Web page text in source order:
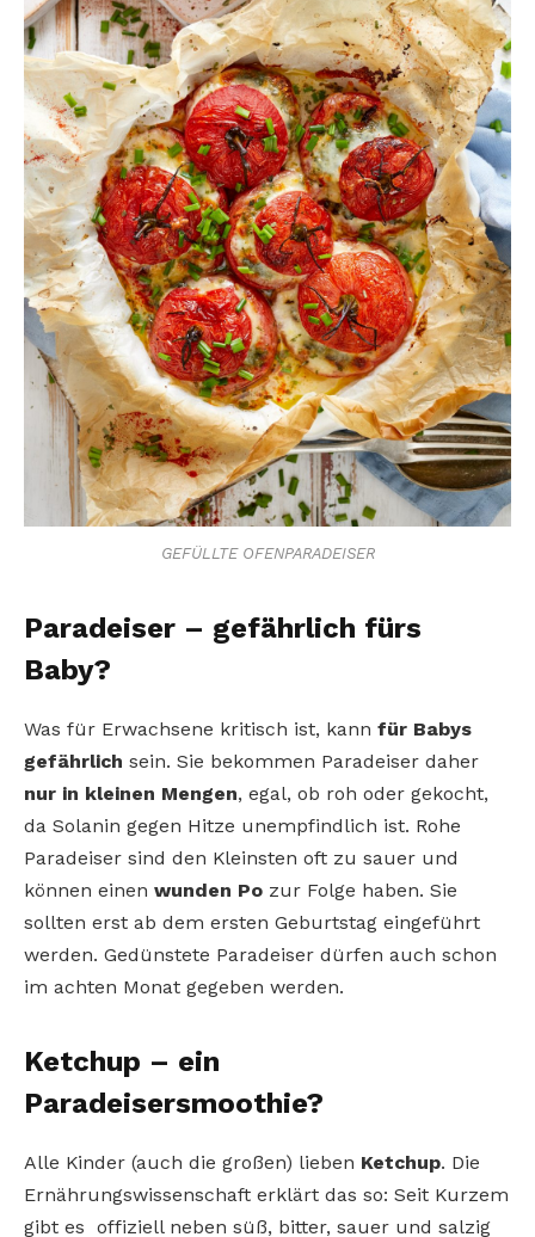
GEFÜLLTE OFENPARADEISER
Paradeiser – gefährlich fürs
Baby?
Was für Erwachsene kritisch ist, kann für Babys
gefährlich sein. Sie bekommen Paradeiser daher
nur in kleinen Mengen, egal, ob roh oder gekocht,
da Solanin gegen Hitze unempfindlich ist. Rohe
Paradeiser sind den Kleinsten oft zu sauer und
können einen wunden Po zur Folge haben. Sie
sollten erst ab dem ersten Geburtstag eingeführt
werden. Gedünstete Paradeiser dürfen auch schon
im achten Monat gegeben werden.
Ketchup – ein
Paradeisersmoothie?
Alle Kinder (auch die großen) lieben Ketchup. Die
Ernährungswissenschaft erklärt das so: Seit Kurzem
gibt es offiziell neben süß, bitter, sauer und salzig